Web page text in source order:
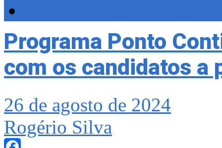
Programa Ponto
com os candidatos a
26 de agosto de 2024
Rogério Silva